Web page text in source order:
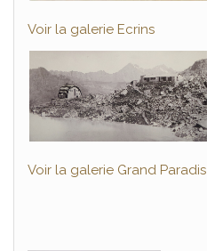
Voir la galerie Ecrins
Voir la galerie Grand Paradis